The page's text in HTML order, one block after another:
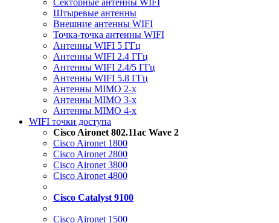
Секторные антенны WIFI
Штыревые антенны
Внешние антенны WIFI
Точка-точка антенны WIFI
Антенны WIFI 5 ГГц
Антенны WIFI 2.4 ГГц
Антенны WIFI 2.4/5 ГГц
Антенны WIFI 5.8 ГГц
Антенны MIMO 2-x
Антенны MIMO 3-x
Антенны MIMO 4-x
WIFI точки доступа
Cisco Aironet 802.11ac Wave 2
Cisco Aironet 1800
Cisco Aironet 2800
Cisco Aironet 3800
Cisco Aironet 4800
Cisco Catalyst 9100
Cisco Aironet 1500